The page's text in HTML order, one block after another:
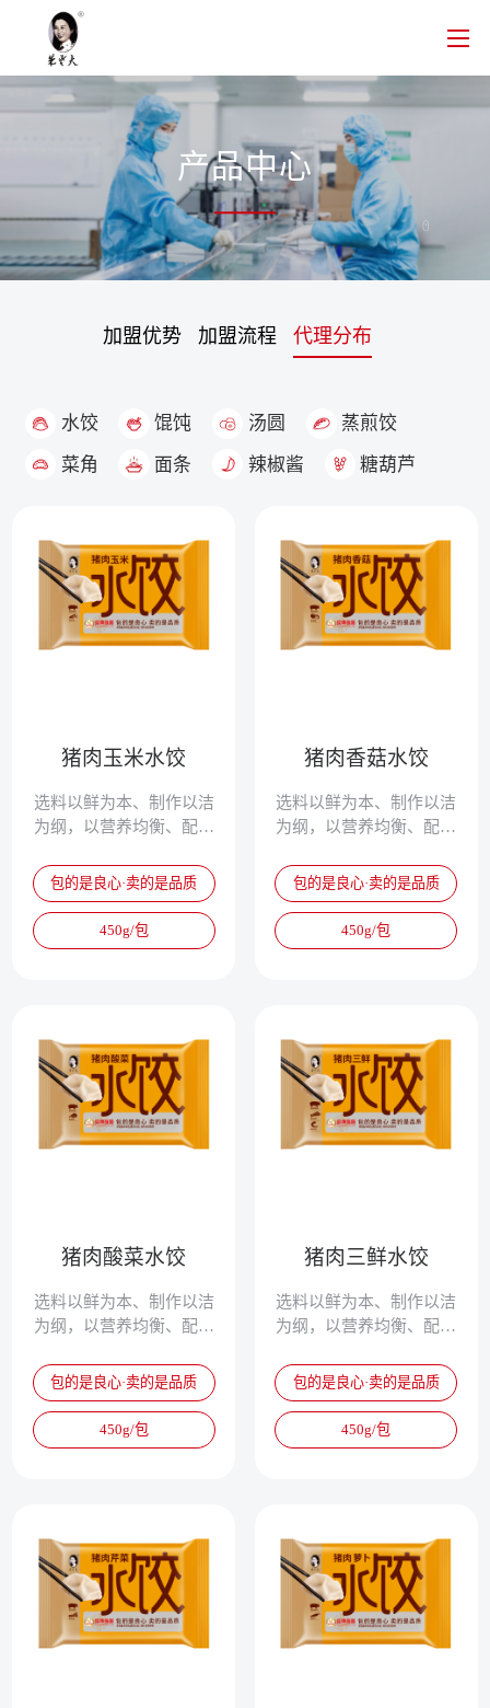
产品中心
加盟优势 加盟流程 代理分布
水饺 馄饨 汤圆
蒸煎饺
菜角
面条 辣椒酱 糖葫芦
猪肉玉米水饺
选料以鲜为本、制作以洁
为纲，以营养均衡、配方
道，被誉为真正的专家水
饺。
包的是良心·卖的是品质
450g/包
猪肉香菇水饺
选料以鲜为本、制作以洁
为纲，以营养均衡、配方
道，被誉为真正的专家水
饺。
包的是良心·卖的是品质
450g/包
猪肉酸菜水饺
选料以鲜为本、制作以洁
为纲，以营养均衡、配方
道，被誉为真正的专家水
饺。
包的是良心·卖的是品质
450g/包
猪肉三鲜水饺
选料以鲜为本、制作以洁
为纲，以营养均衡、配方
道，被誉为真正的专家水
饺。
包的是良心·卖的是品质
450g/包